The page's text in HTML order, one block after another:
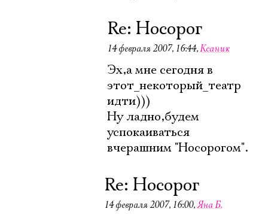
Re: Носорог
14 февраля 2007, 16:44,Ксаник
Эх,а мне сегодня в
этот_некоторый_театр
идти)))
Ну ладно,будем
успокаиваться
вчерашним "Носорогом".
Re: Носорог
14 февраля 2007, 16:00,Яна Б.